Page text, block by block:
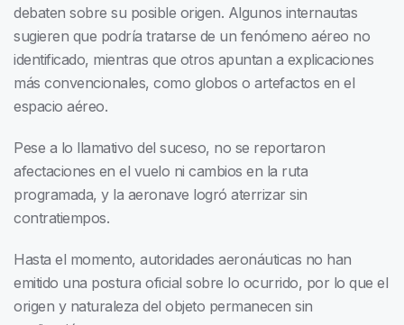
debaten sobre su posible origen. Algunos internautas
sugieren que podría tratarse de un fenómeno aéreo no
identificado, mientras que otros apuntan a explicaciones
más convencionales, como globos o artefactos en el
espacio aéreo.
Pese a lo llamativo del suceso, no se reportaron
afectaciones en el vuelo ni cambios en la ruta
programada, y la aeronave logró aterrizar sin
contratiempos.
Hasta el momento, autoridades aeronáuticas no han
emitido una postura oficial sobre lo ocurrido, por lo que el
origen y naturaleza del objeto permanecen sin